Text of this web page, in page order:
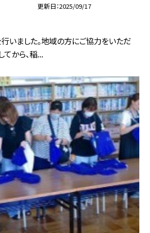
更新日 2025/09/17
いました。地域の方にご協力をいただ
てから、稲...